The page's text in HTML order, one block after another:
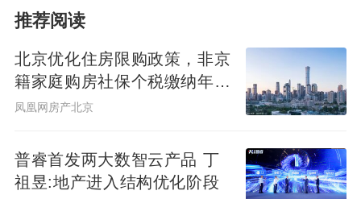
推荐阅读
北京优化住房限购政策，非京
籍家庭购房社保个税缴纳年限
下调为一年
凤凰网房产北京
普睿首发两大数智云产品 丁
祖昱:地产进入结构优化阶段